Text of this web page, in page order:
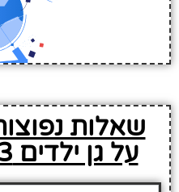
שאלות
על גן ילדים 03 -סנט גו'זיף